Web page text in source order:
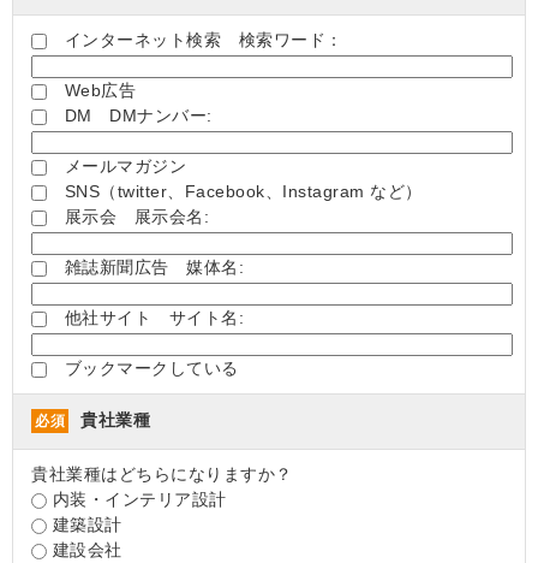
インターネット検索 検索ワード：
Web広告
DM DMナンバー:
メールマガジン
SNS（twitter、Facebook、Instagram など）
展示会 展示会名:
雑誌新聞広告 媒体名:
他社サイト サイト名:
ブックマークしている
必須 貴社業種
貴社業種はどちらになりますか？
内装・インテリア設計
建築設計
建設会社